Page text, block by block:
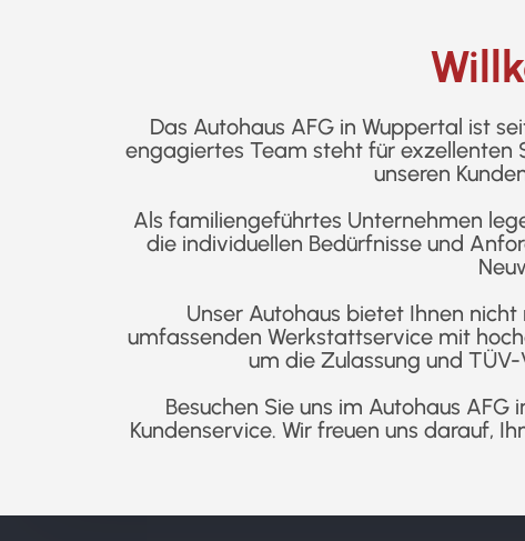
Das Autohaus AFG in Wuppertal ist
engagiertes Team steht für exzellenten
unseren
Als familiengeführtes Unternehmen
die individuellen Bedürfnisse und
Unser Autohaus bietet Ihnen
umfassenden Werkstattservice mit
um die Zulassung und
Besuchen Sie uns im Autohaus
Kundenservice. Wir freuen uns darauf,